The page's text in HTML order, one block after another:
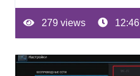
279 views 12:46